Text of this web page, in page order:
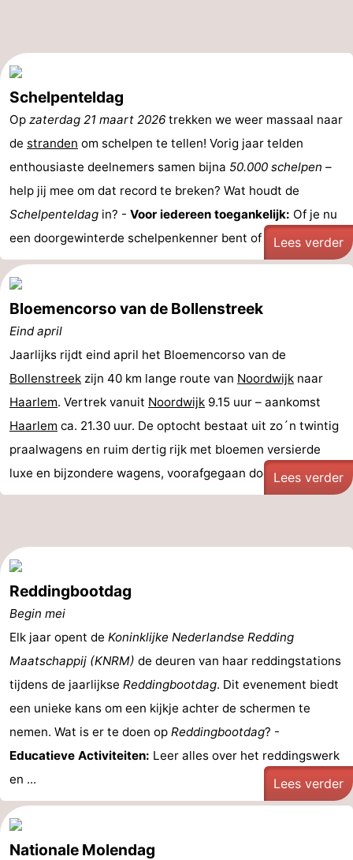
Leiden
Bollenstreek
-
Hollands
Katwijk
-
Den
Haag
-
Rotterdam
-
Rockanje
Weer
Contact
Schelpenteldag
Op zaterdag 21 maart 2026 trekken we weer massaal naar
de stranden om schelpen te tellen! Vorig jaar telden
enthousiaste deelnemers samen bijna 50.000 schelpen –
help jij mee om dat record te breken? Wat houdt de
Schelpenteldag in? - Voor iedereen toegankelijk: Of je nu
een doorgewinterde schelpenkenner bent of voor het ...
Lees verder
Bloemencorso van de Bollenstreek
Eind april
Jaarlijks rijdt eind april het Bloemencorso van de
Bollenstreek zijn 40 km lange route van Noordwijk naar
Haarlem. Vertrek vanuit Noordwijk 9.15 uur – aankomst
Haarlem ca. 21.30 uur. De optocht bestaat uit zo´n twintig
praalwagens en ruim dertig rijk met bloemen versierde
luxe en bijzondere wagens, voorafgegaan door ...Lees verder
Reddingbootdag
Begin mei
Elk jaar opent de Koninklijke Nederlandse Redding
Maatschappij (KNRM) de deuren van haar reddingstations
tijdens de jaarlijkse Reddingbootdag. Dit evenement biedt
een unieke kans om een kijkje achter de schermen te
nemen. Wat is er te doen op Reddingbootdag? -
Educatieve Activiteiten: Leer alles over het reddingswerk
en ...
Lees verder
Nationale Molendag